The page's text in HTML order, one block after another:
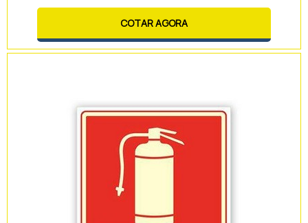
riscos, e orientar a todos onde está o
extintor, para assim facilitar as pessoas o
acesso rápido, em caso de
COTAR AGORA